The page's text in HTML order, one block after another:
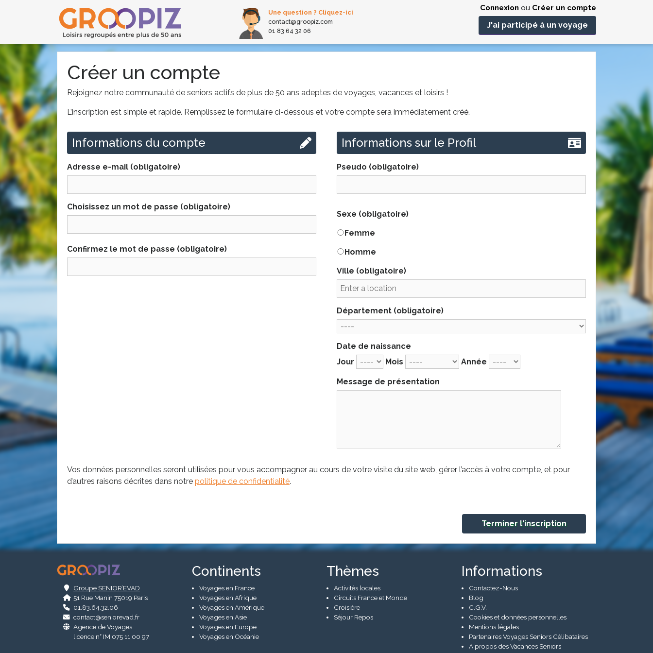
Une question ? Cliquez-ici
contact@groopiz.com
01 83 64 32 06
Connexionou Créer un compte
J'ai participé à un voyage
Créer un compte
Rejoignez notre communauté de seniors actifs de plus de 50 ans adeptes de voyages, vacances et loisirs !
L’inscription est simple et rapide. Remplissez le formulaire ci-dessous et votre compte sera immédiatement créé.
Informations du compte
Adresse e-mail (obligatoire)
Choisissez un mot de passe (obligatoire)
Confirmez le mot de passe (obligatoire)
Informations sur le Profil
Pseudo (obligatoire)
Sexe (obligatoire)
Femme
Homme
Ville (obligatoire)
Département (obligatoire)
Date de naissance
Jour
Mois Année
Message de présentation
Vos données personnelles seront utilisées pour vous accompagner au cours de votre visite du site web, gérer l’accès à votre compte, et pour
d’autres raisons décrites dans notre politique de confidentialité.
Groupe SENIOR’EVAD
51 Rue Manin 75019 Paris
01.83.64.32.06
contact@seniorevad.fr
Agence de Voyages
licence n° IM 075 11 00 97
Continents
Voyages en France
Voyages en Afrique
Voyages en Amérique
Voyages en Asie
Voyages en Europe
Voyages en Océanie
Thèmes
Activités locales
Circuits France et Monde
Croisière
Séjour Repos
Informations
Contactez-Nous
Blog
C.G.V.
Cookies et données personnelles
Mentions légales
Partenaires Voyages Seniors Célibataires
A propos des Vacances Seniors